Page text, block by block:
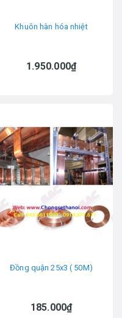
Khuôn hàn hóa nhiệt
1.950.000₫
Đồng quận 25x3 ( 50M)
185.000₫